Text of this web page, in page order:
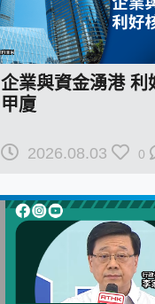
企業與資金湧港 利
甲廈
2026.08.03 0